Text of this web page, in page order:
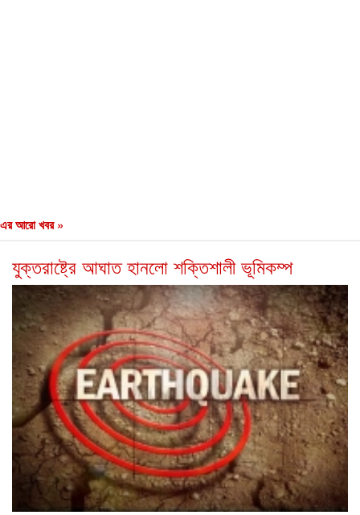
এর আরো খবর »
যুক্তরাষ্ট্রে আঘাত হানলো শক্তিশালী ভূমিকম্প